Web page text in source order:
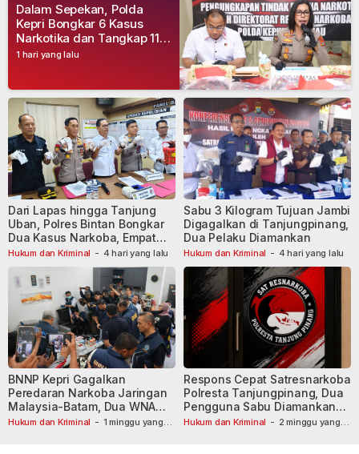
1 hari yang lalu
Dalam Sepekan, Polda
Kepri Bongkar 6 Kasus
Narkotika dan Tangkap 11
Tersangka
Hukum dan Kriminal - 4 hari yang lalu
Dari Lapas hingga Tanjung
Uban, Polres Bintan Bongkar
Dua Kasus Narkoba, Empat
Tersangka Dibekuk
Hukum dan Kriminal - 4 hari yang lalu
Sabu 3 Kilogram Tujuan Jambi
Digagalkan di Tanjungpinang,
Dua Pelaku Diamankan
Hukum dan Kriminal - 1 minggu yang
BNNP Kepri Gagalkan
Peredaran Narkoba Jaringan
Malaysia-Batam, Dua WNA
Masih Diburu
Hukum dan Kriminal - 2 minggu yang
Respons Cepat Satresnarkoba
Polresta Tanjungpinang, Dua
Pengguna Sabu Diamankan
Usai Dilaporkan ke Call Center